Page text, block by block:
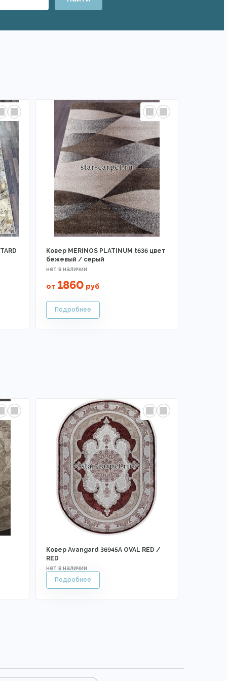
Ковер MERINOS PLATINUM t636 цвет
бежевый / серый
от 1860 руб
Ковер Avangard 36945A OVAL RED /
RED